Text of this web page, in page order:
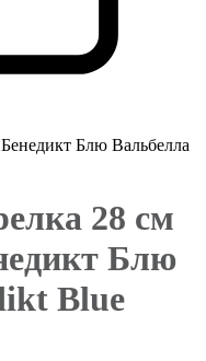
Блю Вальбелла
28 см
Блю
Blue